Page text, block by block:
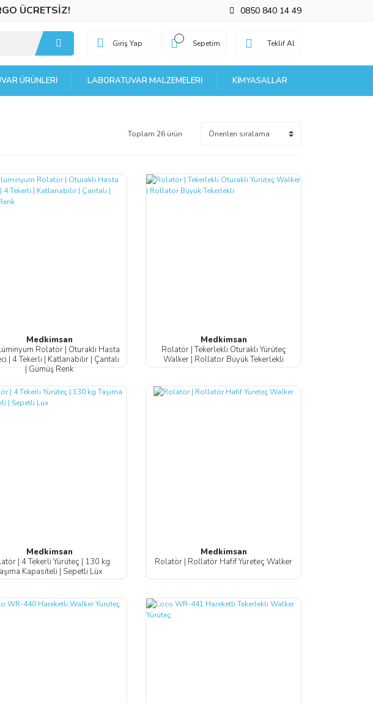
ÜCRETSİZ! 0850 840 14 49
Giriş Yap Sepetim Teklif Al
ÜRÜNLERI LABORATUVAR MALZEMELERI KIMYASALLAR
Toplam 26 ürün
Medkimsan
Rolatör | Oturaklı Hasta
| 4 Tekerli | Katlanabilir | Çantalı
| Gümüş Renk
Medkimsan
Rolatör | Tekerlekli Oturaklı Yürüteç
Walker | Rollator Büyük Tekerlekli
Medkimsan
| 4 Tekerli Yürüteç | 130 kg
Kapasiteli | Sepetli Lüx
Medkimsan
Rolatör | Rollatör Hafif Yüreteç Walker